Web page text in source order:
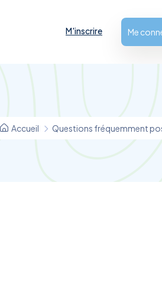
M'inscrire Me
Accueil Questions fréquemment